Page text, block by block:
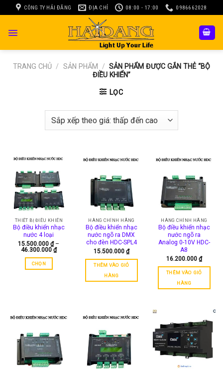
to
CÔNG TY HẢI ĐĂNG ĐỊA CHỈ 08:00 - 17:00 0986662028
TRANG CHỦ / SẢN PHẨM / SẢN PHẨM ĐƯỢC GẮN THẺ “BỘ
ĐIỀU KHIỂN”
LỌC
THIẾT BỊ ĐIỀU KHIỂN
Bộ điều khiển nhạc
nước 4 loại
15.500.000₫ –
46.300.000 ₫Khoảng
giá:
CHỌN
biến
Các
tùy
chọn
có
HÀNG CHÍNH HÃNG
Bộ điều khiển nhạc
nước ngõ ra DMX
cho đèn HDC-SPL4
15.500.000 ₫
THÊM VÀO GIỎ
HÀNG
HÀNG CHÍNH HÃNG
Bộ điều khiển nhạc
nước ngõ ra
Analog 0-10V HDC-
A8
16.200.000 ₫
THÊM VÀO GIỎ
HÀNG